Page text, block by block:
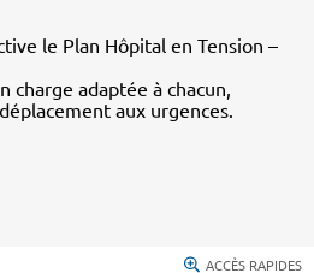
le Plan Hôpital en Tension –
charge adaptée à chacun,
aux urgences.
ACCÈS RAPIDES